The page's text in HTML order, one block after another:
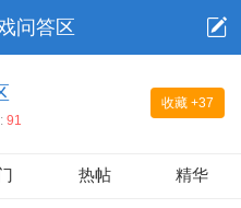
问答区
收藏 +37
91
热帖 精华